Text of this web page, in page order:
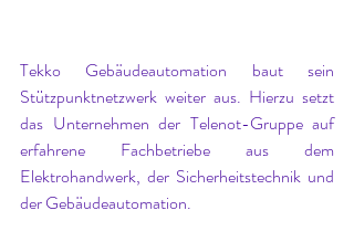
Tekko Gebäudeautomation baut sein
Stützpunktnetzwerk weiter aus. Hierzu setzt
das Unternehmen der Telenot-Gruppe auf
erfahrene Fachbetriebe aus dem
Elektrohandwerk, der Sicherheitstechnik und
der Gebäudeautomation.